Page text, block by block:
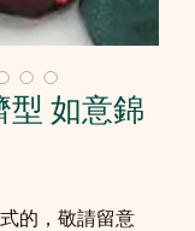
如意錦
的，敬請留意